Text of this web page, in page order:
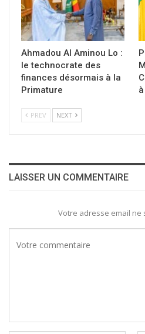
Ahmadou Al Aminou Lo :
le technocrate des
finances désormais à la
Primature
PREV NEXT
LAISSER UN COMMENTAIRE
Votre adresse email ne